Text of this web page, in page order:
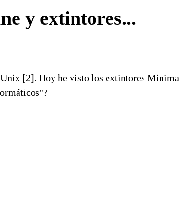
y extintores...
[2]. Hoy he visto los extintores